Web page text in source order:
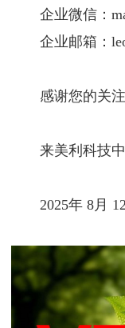
企业微信：
企业邮箱：
感谢您的关
来美利科技
2025年 8月